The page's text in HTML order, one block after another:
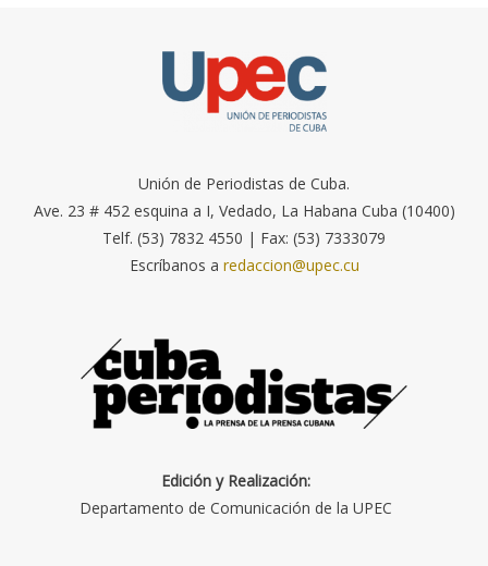
Unión de Periodistas de Cuba.
Ave. 23 # 452 esquina a I, Vedado, La Habana Cuba (10400)
Telf. (53) 7832 4550 | Fax: (53) 7333079
Escríbanos a redaccion@upec.cu
Edición y Realización:
Departamento de Comunicación de la UPEC